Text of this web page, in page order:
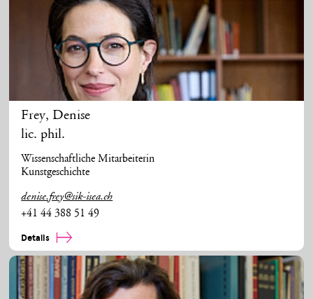
Frey, Denise
lic. phil.
Wissenschaftliche Mitarbeiterin
Kunstgeschichte
denise.frey@sik-isea.ch
+41 44 388 51 49
Details